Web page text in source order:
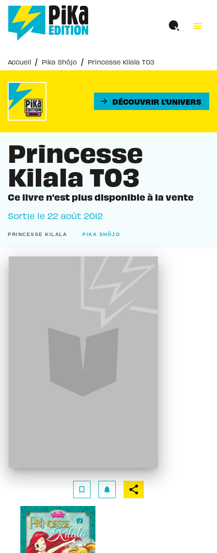
MENU RECHERCHE
PIED DE PAGE
menu
Accueil / Pika Shôjo / Princesse Kilala T03
arrow_forward DÉCOUVRIR L'UNIVERS
Princesse
Kilala T03
Ce livre n'est plus disponible à la vente
Sortie le 22 août 2012
PRINCESSE KILALA PIKA SHÔJO
bookmark_border notifications